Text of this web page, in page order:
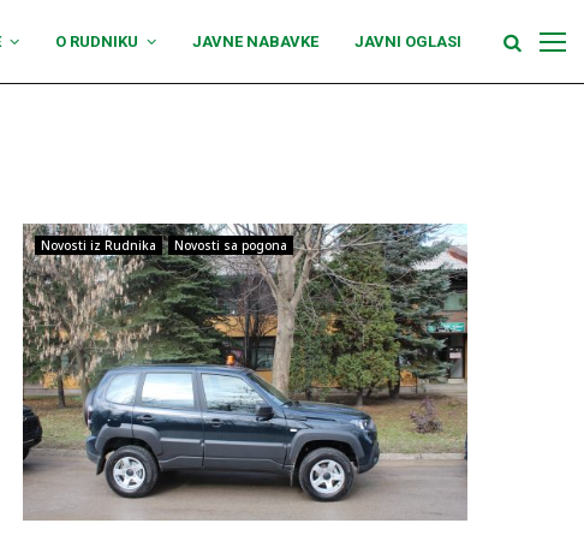
O RUDNIKU JAVNE NABAVKE JAVNI OGLASI
Novosti iz Rudnika Novosti sa pogona